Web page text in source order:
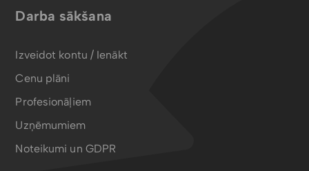
Darba sākšana
Izveidot kontu / Ienākt
Cenu plāni
Profesionāļiem
Uzņēmumiem
Noteikumi un GDPR